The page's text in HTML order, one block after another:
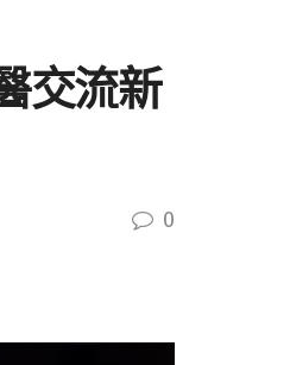
交流新
0